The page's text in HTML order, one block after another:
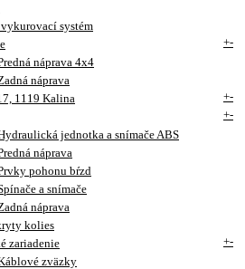
systém
+-
náprava 4x4
náprava
1119 Kalina
+-
+-
jednotka a snímače ABS
náprava
pohonu bŕzd
a snímače
náprava
kolies
zariadenie
+-
zväzky